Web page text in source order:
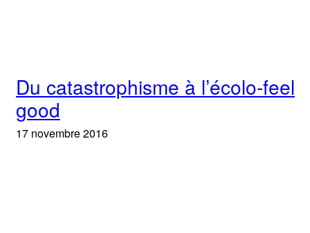
Du catastrophisme à l’écolo-feel
good
17 novembre 2016